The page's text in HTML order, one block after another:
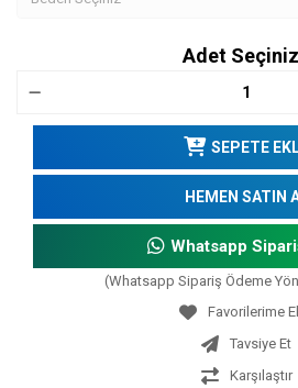
Adet Seçiniz
SEPETE
HEMEN SATIN
Whatsapp
(Whatsapp Sipariş Ödeme
Tavsiye Et
Karşılaştır